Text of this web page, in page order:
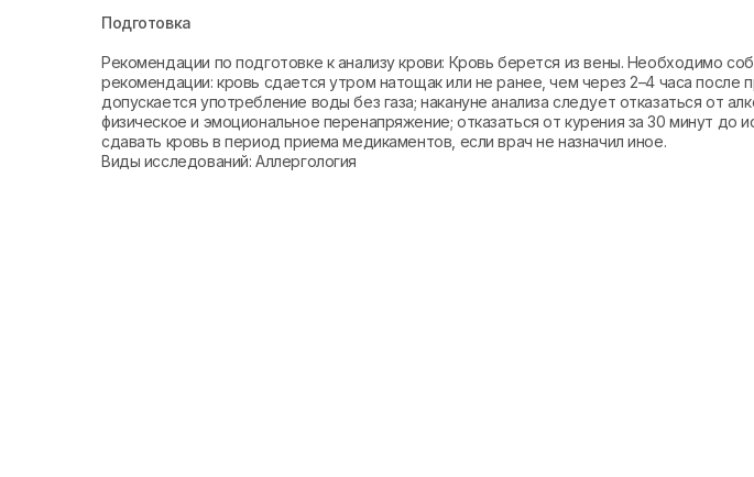
Подготовка
Рекомендации по подготовке к анализу крови: Кровь берется из вены. Необходимо
рекомендации: кровь сдается утром натощак или не ранее, чем через 2–4 часа после
допускается употребление воды без газа; накануне анализа следует отказаться от
физическое и эмоциональное перенапряжение; отказаться от курения за 30 минут до
сдавать кровь в период приема медикаментов, если врач не назначил иное.
Виды исследований: Аллергология